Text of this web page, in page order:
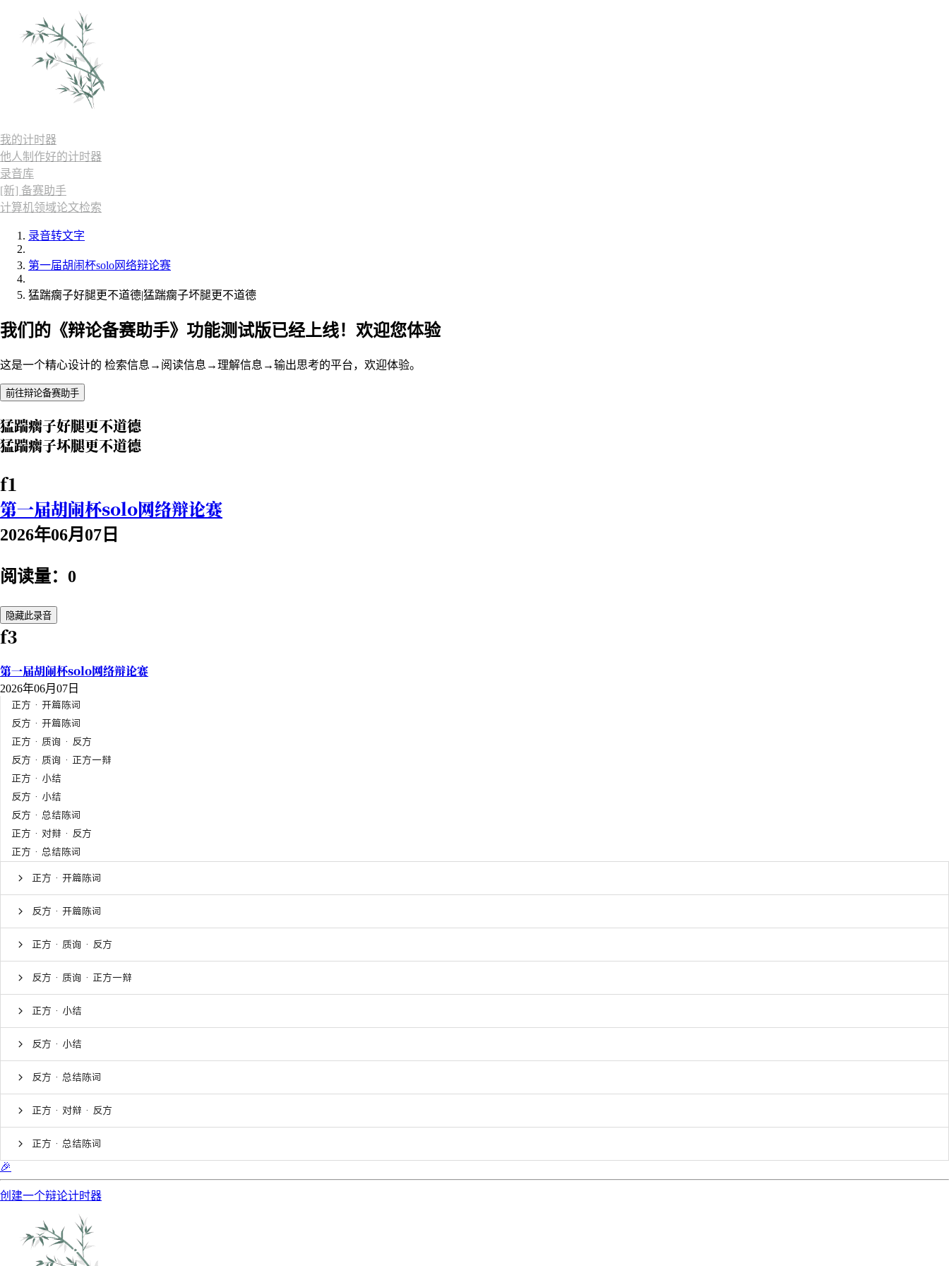
我的计时器
他人制作好的计时器
录音库
[新] 备赛助手
计算机领域论文检索
录音转文字
第一届胡闹杯solo网络辩论赛
猛踹瘸子好腿更不道德|猛踹瘸子坏腿更不道德
我们的《辩论备赛助手》功能测试版已经上线！欢迎您体验
这是一个精心设计的 检索信息→阅读信息→理解信息→输出思考的平台，欢迎体验。
前往辩论备赛助手
猛踹瘸子好腿更不道德
猛踹瘸子坏腿更不道德
f1
第一届胡闹杯solo网络辩论赛
2026年06月07日
阅读量：0
隐藏此录音
f3
第一届胡闹杯solo网络辩论赛
2026年06月07日
正方 · 开篇陈词
反方 · 开篇陈词
正方 · 质询 · 反方
反方 · 质询 · 正方一辩
正方 · 小结
反方 · 小结
反方 · 总结陈词
正方 · 对辩 · 反方
正方 · 总结陈词
正方 · 开篇陈词
反方 · 开篇陈词
正方 · 质询 · 反方
反方 · 质询 · 正方一辩
正方 · 小结
反方 · 小结
反方 · 总结陈词
正方 · 对辩 · 反方
正方 · 总结陈词
🎉
创建一个辩论计时器